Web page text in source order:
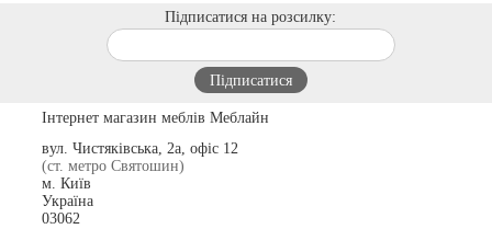
Підписатися на розсилку:
Інтернет магазин меблів Меблайн
вул. Чистяківська, 2а, офіс 12
(ст. метро Святошин)
м. Київ
Україна
03062